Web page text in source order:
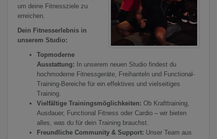
um deine Fitnessziele zu
erreichen.
Dein Fitnesserlebnis in
unserem Studio:
Topmoderne
Ausstattung: In unserem neuen Studio findest du
hochmoderne Fitnessgeräte, Freihanteln und Functional-
Training-Bereiche für ein effektives und vielseitiges
Training.
Vielfältige Trainingsmöglichkeiten: Ob Krafttraining,
Ausdauer, Functional Fitness oder Cardio – wir bieten
alles, was du für dein Training brauchst.
Freundliche Community & Support: Unser Team aus